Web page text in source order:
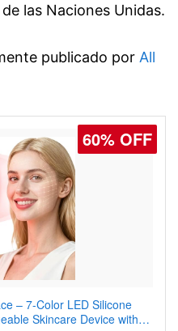
las Naciones Unidas.
publicado por All
60% OFF
– 7-Color LED Silicone
Skincare Device with
77% OFF
Dry Moisture Wicking, High
Tennis, Work & Casual